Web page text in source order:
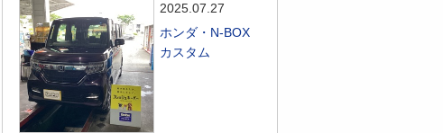
2025.07.27
ホンダ・N-BOX
カスタム